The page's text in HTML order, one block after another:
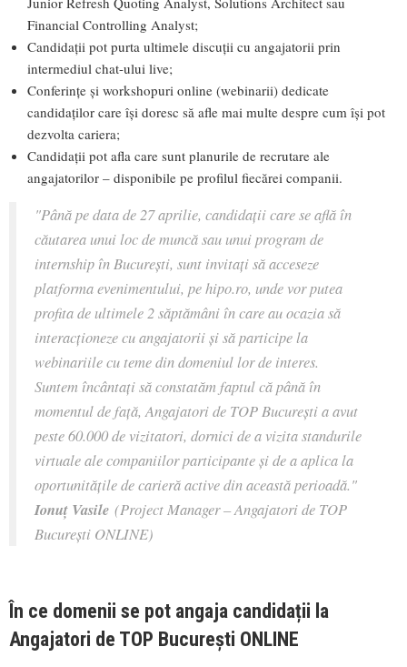
Financial Controlling Analyst;
Candidații pot purta ultimele discuții cu angajatorii prin
intermediul chat-ului live;
Conferințe și workshopuri online (webinarii) dedicate
candidaților care își doresc să afle mai multe despre cum își pot
dezvolta cariera;
Candidații pot afla care sunt planurile de recrutare ale
angajatorilor – disponibile pe profilul fiecărei companii.
"Până pe data de 27 aprilie, candidații care se află în
căutarea unui loc de muncă sau unui program de
internship în București, sunt invitați să acceseze
platforma evenimentului, pe hipo.ro, unde vor putea
profita de ultimele 2 săptămâni în care au ocazia să
interacționeze cu angajatorii și să participe la
webinariile cu teme din domeniul lor de interes.
Suntem încântați să constatăm faptul că până în
momentul de față, Angajatori de TOP București a avut
peste 60.000 de vizitatori, dornici de a vizita standurile
virtuale ale companiilor participante și de a aplica la
oportunitățile de carieră active din această perioadă."
Ionuț Vasile (Project Manager – Angajatori de TOP
București ONLINE)
În ce domenii se pot angaja candidații la
Angajatori de TOP București ONLINE